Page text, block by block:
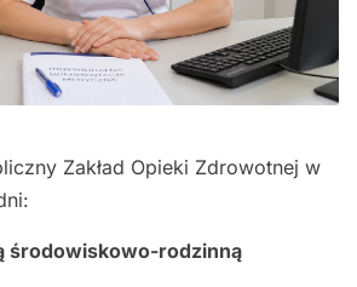
Zakład Opieki Zdrowotnej w
środowiskowo-rodzinną